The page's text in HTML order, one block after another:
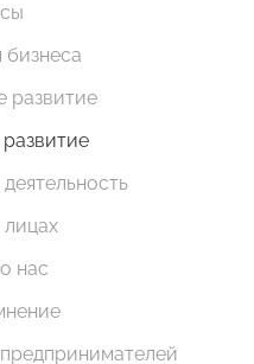
развитие
нас